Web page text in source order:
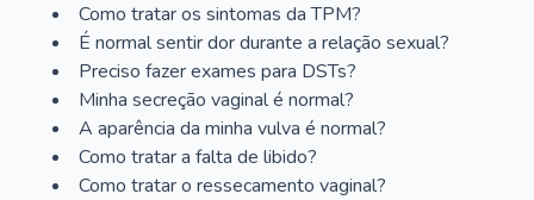
Como tratar os sintomas da TPM?
É normal sentir dor durante a relação sexual?
Preciso fazer exames para DSTs?
Minha secreção vaginal é normal?
A aparência da minha vulva é normal?
Como tratar a falta de libido?
Como tratar o ressecamento vaginal?